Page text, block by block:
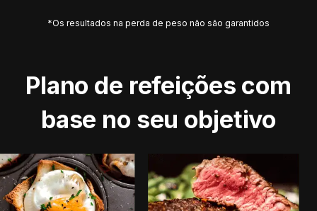
*Os resultados na perda de peso não são garantidos
Plano de refeições com
base no seu objetivo